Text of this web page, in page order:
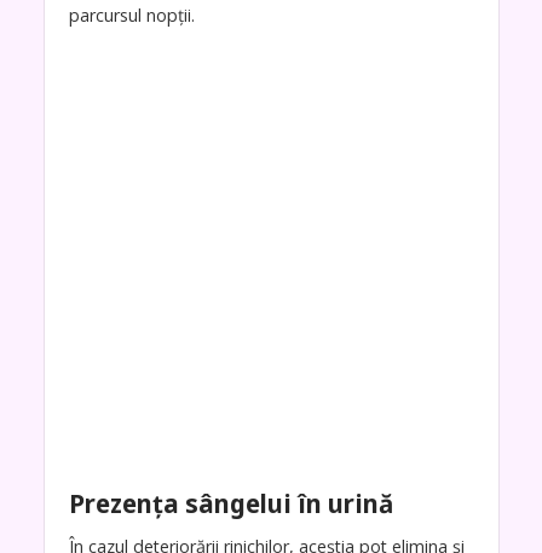
parcursul nopții.
Prezența sângelui în urină
În cazul deteriorării rinichilor, aceștia pot elimina și